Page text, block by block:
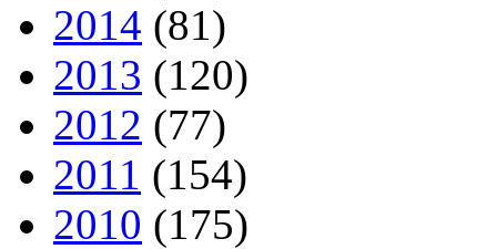
2014 (81)
2013 (120)
2012 (77)
2011 (154)
2010 (175)